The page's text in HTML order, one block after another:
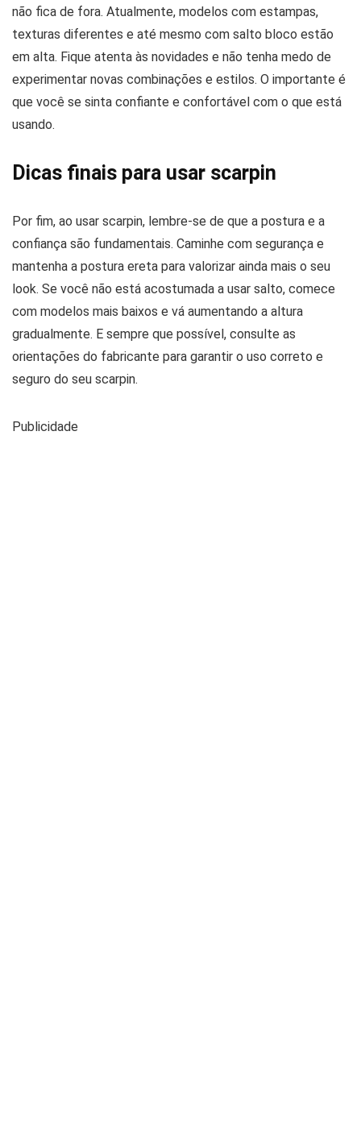
não fica de fora. Atualmente, modelos com estampas,
texturas diferentes e até mesmo com salto bloco estão
em alta. Fique atenta às novidades e não tenha medo de
experimentar novas combinações e estilos. O importante é
que você se sinta confiante e confortável com o que está
usando.
Dicas finais para usar scarpin
Por fim, ao usar scarpin, lembre-se de que a postura e a
confiança são fundamentais. Caminhe com segurança e
mantenha a postura ereta para valorizar ainda mais o seu
look. Se você não está acostumada a usar salto, comece
com modelos mais baixos e vá aumentando a altura
gradualmente. E sempre que possível, consulte as
orientações do fabricante para garantir o uso correto e
seguro do seu scarpin.
Publicidade